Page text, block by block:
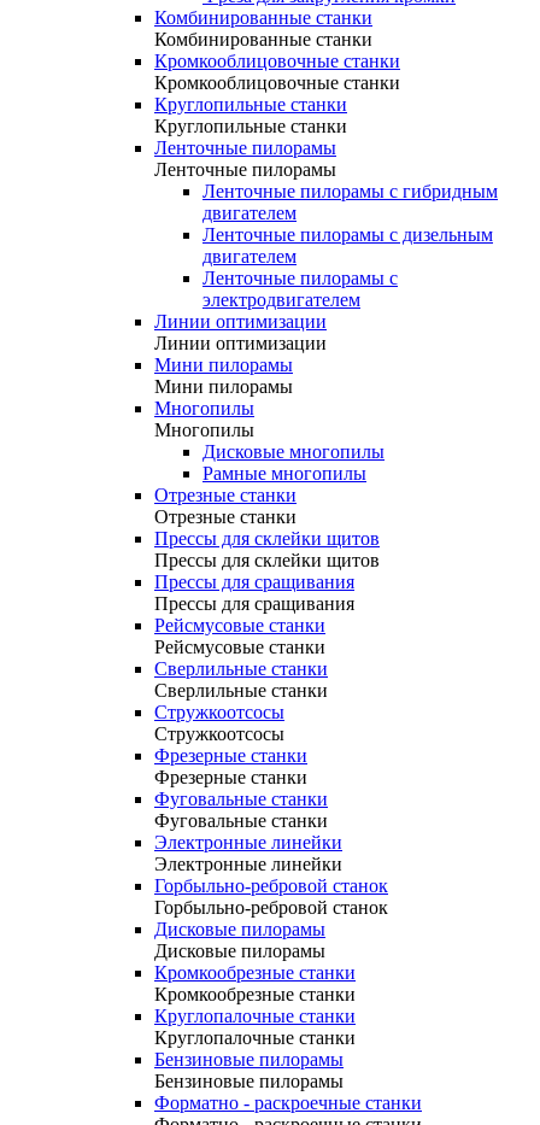
Комбинированные станки
Комбинированные станки
Кромкооблицовочные станки
Кромкооблицовочные станки
Круглопильные станки
Круглопильные станки
Ленточные пилорамы
Ленточные пилорамы
Ленточные пилорамы с гибридным
двигателем
Ленточные пилорамы с дизельным
двигателем
Ленточные пилорамы с
электродвигателем
Линии оптимизации
Линии оптимизации
Мини пилорамы
Мини пилорамы
Многопилы
Многопилы
Дисковые многопилы
Рамные многопилы
Отрезные станки
Отрезные станки
Прессы для склейки щитов
Прессы для склейки щитов
Прессы для сращивания
Прессы для сращивания
Рейсмусовые станки
Рейсмусовые станки
Сверлильные станки
Сверлильные станки
Стружкоотсосы
Стружкоотсосы
Фрезерные станки
Фрезерные станки
Фуговальные станки
Фуговальные станки
Электронные линейки
Электронные линейки
Горбыльно-ребровой станок
Горбыльно-ребровой станок
Дисковые пилорамы
Дисковые пилорамы
Кромкообрезные станки
Кромкообрезные станки
Круглопалочные станки
Круглопалочные станки
Бензиновые пилорамы
Бензиновые пилорамы
Форматно - раскроечные станки